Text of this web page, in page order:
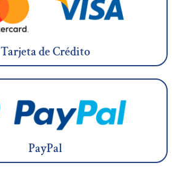
Tarjeta de Crédito
PayPal